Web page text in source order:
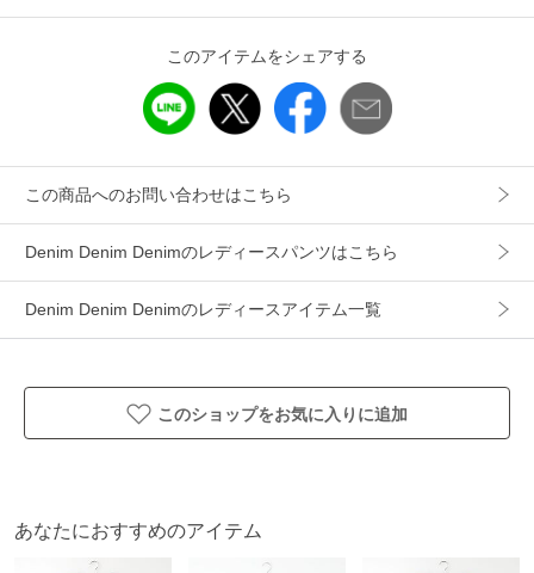
パンツ デニムパンツ
製造国 詳細は下記よりお問い合わせください
ギフト 可
このアイテムをシェアする
この商品へのお問い合わせはこちら
Denim Denim Denimのレディースパンツはこちら
Denim Denim Denimのレディースアイテム一覧
このショップをお気に入りに追加
あなたにおすすめのアイテム